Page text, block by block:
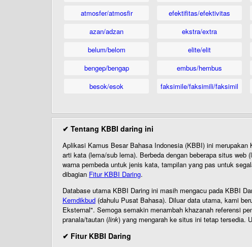
atmosfer/atmosfir
azan/adzan
belum/belom
bengep/bengap
besok/esok
efektifitas/efektivitas
ekstra/extra
elite/elit
embus/hembus
faksimile/faksimili/faksimil
✔ Tentang KBBI daring ini
Aplikasi Kamus Besar Bahasa Indonesia (KBBI) ini merupakan
arti kata (lema/sub lema). Berbeda dengan beberapa situs web
warna pembeda untuk jenis kata, tampilan yang pas untuk
dibagian Fitur KBBI Daring.
Database utama KBBI Daring ini masih mengacu pada KBBI
Kemdikbud (dahulu Pusat Bahasa). Diluar data utama, kami
Eksternal". Semoga semakin menambah khazanah referensi
pranala/tautan (link) yang mengarah ke situs ini tetap tersedia.
✔ Fitur KBBI Daring